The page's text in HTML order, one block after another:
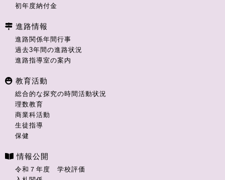
初年度納付金
進路情報
進路関係年間行事
過去3年間の進路状況
進路指導室の案内
教育活動
総合的な探究の時間活動状況
理数教育
商業科活動
生徒指導
保健
情報公開
令和７年度 学校評価